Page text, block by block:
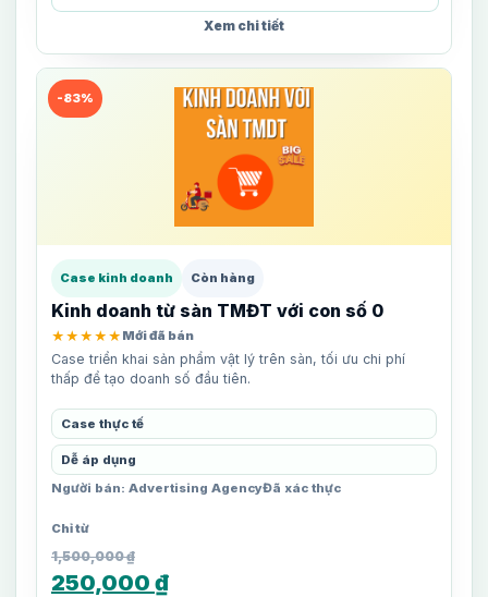
Xem chi tiết
-83%
Case kinh doanh Còn hàng
Kinh doanh từ sàn TMĐT với con số 0
★★★★★ Mới đã bán
Case triển khai sản phẩm vật lý trên sàn, tối ưu chi phí
thấp để tạo doanh số đầu tiên.
Case thực tế
Dễ áp dụng
Người bán: Advertising AgencyĐã xác thực
1,500,000₫
250,000 ₫